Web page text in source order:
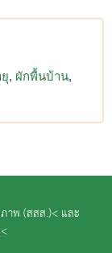
ผักพื้นบ้าน
าพ (สสส.)< และ